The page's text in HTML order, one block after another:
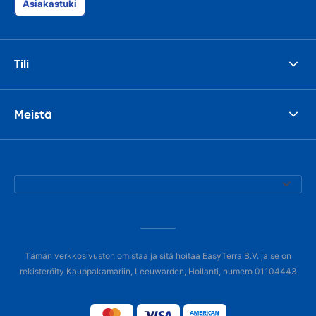
Asiakastuki
Tili
Meistä
Tämän verkkosivuston omistaa ja sitä hoitaa EasyTerra B.V. ja se on
rekisteröity Kauppakamariin, Leeuwarden, Hollanti, numero 01104443